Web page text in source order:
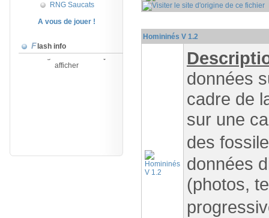
RNG Saucats
A vous de jouer !
Flash info
message d'information �
Homininés V 1.2
données
cadre de
sur une
des
données
(photos,